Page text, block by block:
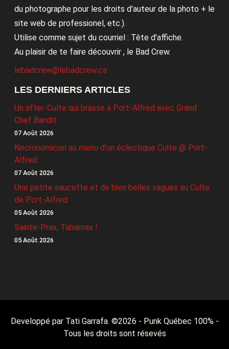
du photographe pour les droits d’auteur de la photo + le
site web de professionel, etc.).
Utilise comme sujet du courriel : Tête d’affiche.
Au plaisir de te faire découvrir , le Bad Crew.
lebadcrew@lebadcrew.ca
LES DERNIERS ARTICLES
Un after-Culte qui brasse à Port-Alfred avec Grand
Chef Bandit
07 Août 2026
Necronomicon au menu d’un éclectique Culte @ Port-
Alfred
07 Août 2026
Une petite saucette et de bien belles vagues au Culte
de Port-Alfred
05 Août 2026
Sainte-Prax, Tabarnax !
05 Août 2026
Developpé par Tati Garrafa. ©2026 - Punk Québec 100% -
Tous les droits sont résevés